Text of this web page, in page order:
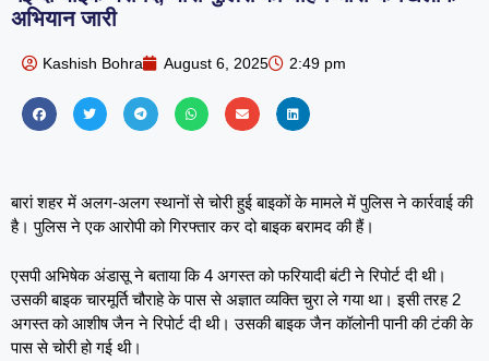
अभियान जारी
Kashish Bohra August 6, 2025 2:49 pm
बारां शहर में अलग-अलग स्थानों से चोरी हुई बाइकों के मामले में पुलिस ने कार्रवाई की
है। पुलिस ने एक आरोपी को गिरफ्तार कर दो बाइक बरामद की हैं।
एसपी अभिषेक अंडासू ने बताया कि 4 अगस्त को फरियादी बंटी ने रिपोर्ट दी थी।
उसकी बाइक चारमूर्ति चौराहे के पास से अज्ञात व्यक्ति चुरा ले गया था। इसी तरह 2
अगस्त को आशीष जैन ने रिपोर्ट दी थी। उसकी बाइक जैन कॉलोनी पानी की टंकी के
पास से चोरी हो गई थी।